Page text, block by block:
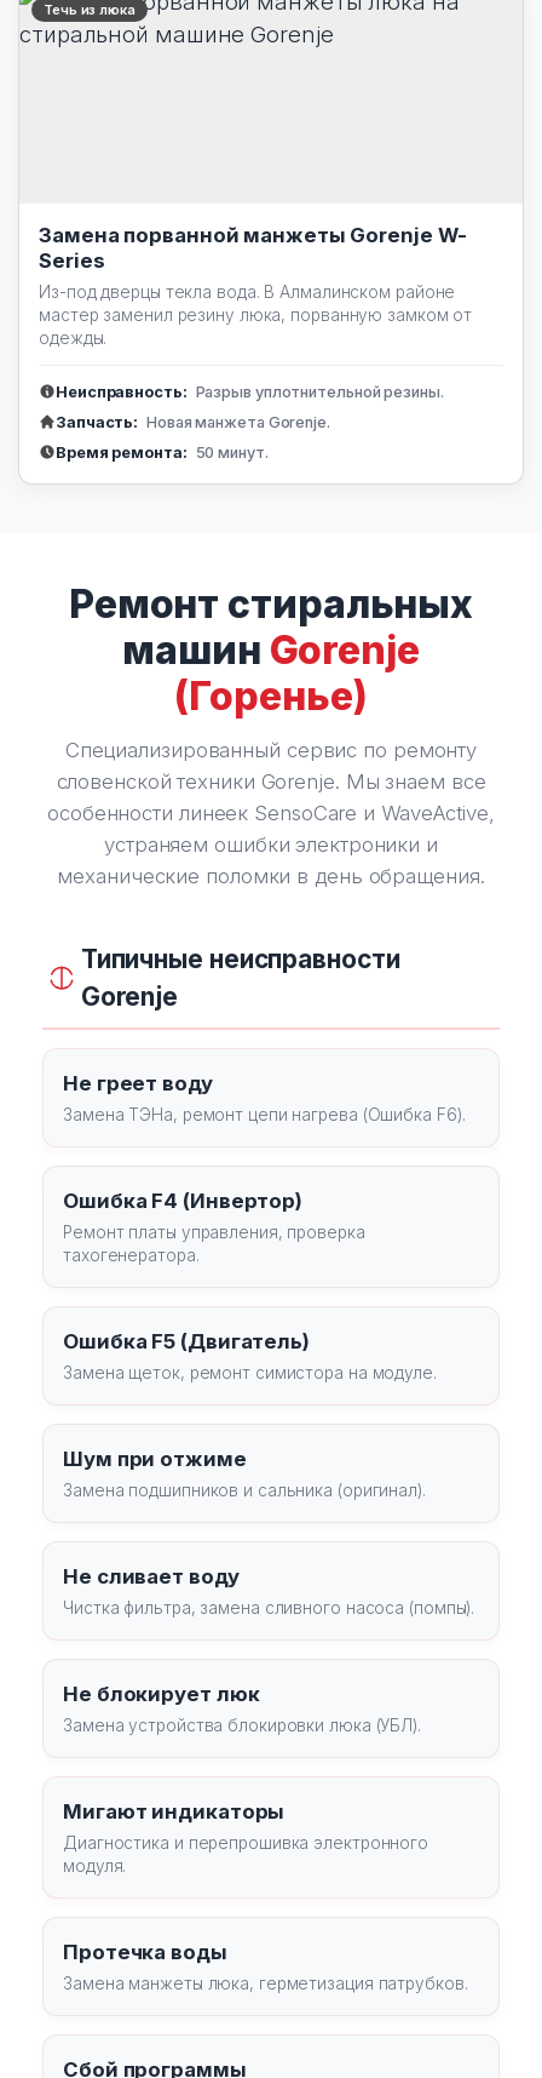
Течь из люка
Замена порванной манжеты Gorenje W-
Series
Из-под дверцы текла вода. В Алмалинском районе
мастер заменил резину люка, порванную замком от
одежды.
Неисправность: Разрыв уплотнительной резины.
Запчасть: Новая манжета Gorenje.
Время ремонта: 50 минут.
Ремонт стиральных
машин Gorenje
(Горенье)
Специализированный сервис по ремонту
словенской техники Gorenje. Мы знаем все
особенности линеек SensoCare и WaveActive,
устраняем ошибки электроники и
механические поломки в день обращения.
Типичные неисправности
Gorenje
Не греет воду
Замена ТЭНа, ремонт цепи нагрева (Ошибка F6).
Ошибка F4 (Инвертор)
Ремонт платы управления, проверка
тахогенератора.
Ошибка F5 (Двигатель)
Замена щеток, ремонт симистора на модуле.
Шум при отжиме
Замена подшипников и сальника (оригинал).
Не сливает воду
Чистка фильтра, замена сливного насоса (помпы).
Не блокирует люк
Замена устройства блокировки люка (УБЛ).
Мигают индикаторы
Диагностика и перепрошивка электронного
модуля.
Протечка воды
Замена манжеты люка, герметизация патрубков.
Сбой программы